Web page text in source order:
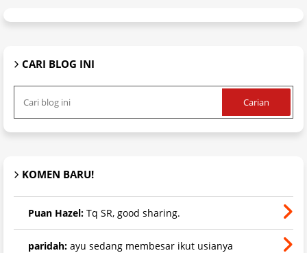
CARI BLOG INI
KOMEN BARU!
Puan Hazel: Tq SR, good sharing.
paridah: ayu sedang membesar ikut usianya